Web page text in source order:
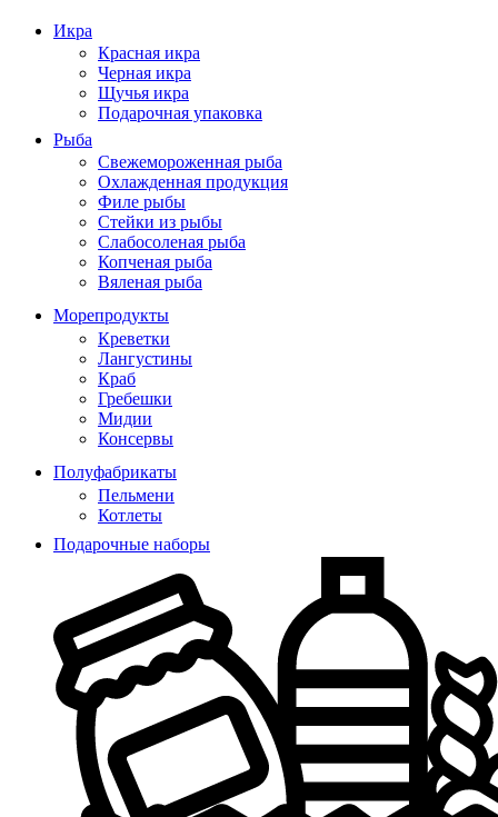
Икра
Красная икра
Черная икра
Щучья икра
Подарочная упаковка
Рыба
Свежемороженная рыба
Охлажденная продукция
Филе рыбы
Стейки из рыбы
Слабосоленая рыба
Копченая рыба
Вяленая рыба
Морепродукты
Креветки
Лангустины
Краб
Гребешки
Мидии
Консервы
Полуфабрикаты
Пельмени
Котлеты
Подарочные наборы